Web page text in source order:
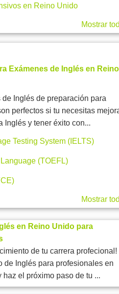
en Reino Unido
Mostrar
Exámenes de Inglés en Reino
Inglés de preparación para
perfectos si tu necesitas
Inglés y tener éxito con...
Testing System (IELTS)
(TOEFL)
Mostrar
en Reino Unido para
de tu carrera profecional!
de Inglés para profesionales en
haz el próximo paso de tu ...